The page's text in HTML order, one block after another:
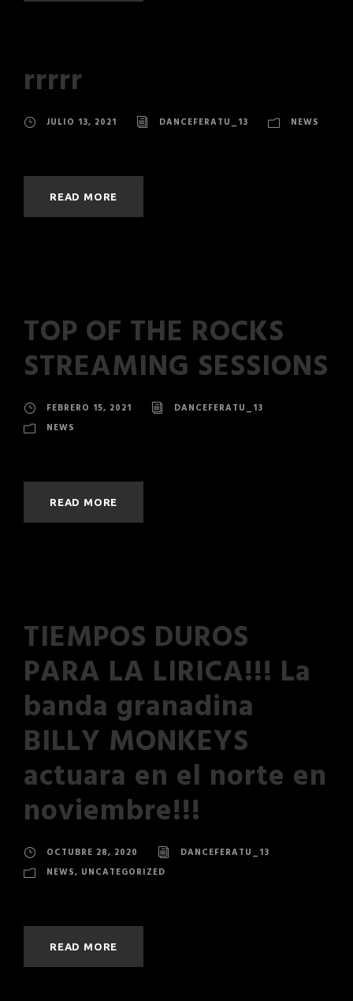
rrrrr
JULIO 13, 2021 DANCEFERATU_13 NEWS
READ MORE
TOP OF THE ROCKS
STREAMING SESSIONS
FEBRERO 15, 2021
DANCEFERATU_13
NEWS
READ MORE
TIEMPOS DUROS
PARA LA LIRICA!!! La
banda granadina
BILLY MONKEYS
actuara en el norte en
noviembre!!!
OCTUBRE 28, 2020
DANCEFERATU_13
NEWS, UNCATEGORIZED
READ MORE